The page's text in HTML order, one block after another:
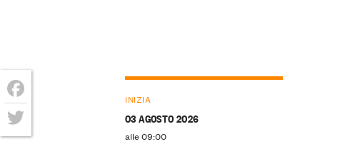
INIZIA
03 AGOSTO 2026
alle 09:00
Facebook
Twitter